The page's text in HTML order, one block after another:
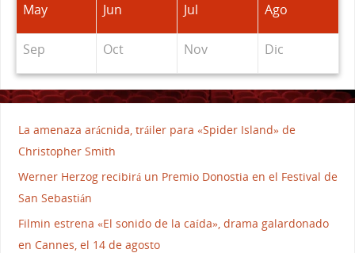
May Jun Jul Ago
Sep Oct Nov Dic
La amenaza arácnida, tráiler para «Spider Island» de
Christopher Smith
Werner Herzog recibirá un Premio Donostia en el Festival de
San Sebastián
Filmin estrena «El sonido de la caída», drama galardonado
en Cannes, el 14 de agosto